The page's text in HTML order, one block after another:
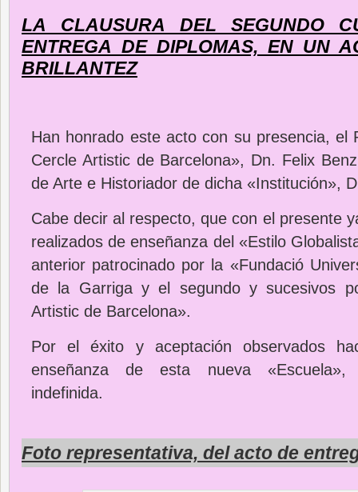
LA CLAUSURA DEL SEGUNDO
ENTREGA DE DIPLOMAS, EN UN
BRILLANTEZ
Han honrado este acto con su presencia, el
Cercle Artistic de Barcelona», Dn. Felix
de Arte e Historiador de dicha «Institución»,
Cabe decir al respecto, que con el presente
realizados de enseñanza del «Estilo
anterior patrocinado por la «Fundació
de la Garriga y el segundo y sucesivos
Artistic de Barcelona».
Por el éxito y aceptación observados
enseñanza de esta nueva «Escuela»,
indefinida.
Foto representativa, del acto de